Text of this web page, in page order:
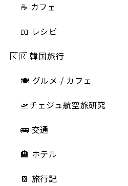
☕️ カフェ
📖 レシピ
🇰🇷 韓国旅行
🍽 グルメ / カフェ
🛫チェジュ航空旅研究
🚌 交通
🏨 ホテル
📔 旅行記